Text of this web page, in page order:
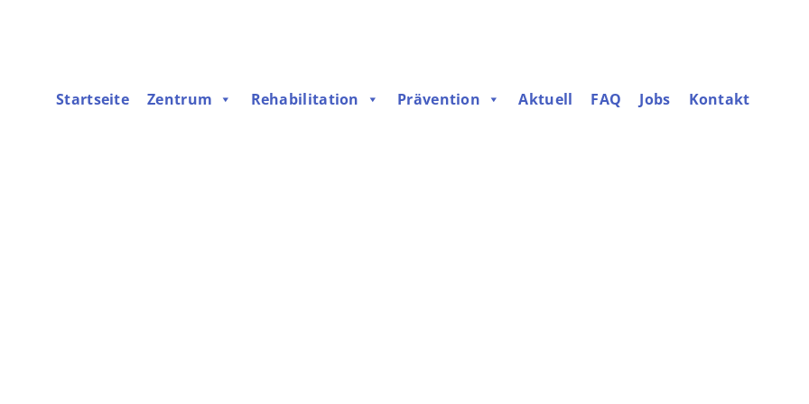
Startseite Zentrum Rehabilitation Prävention Aktuell FAQ Jobs Kontakt